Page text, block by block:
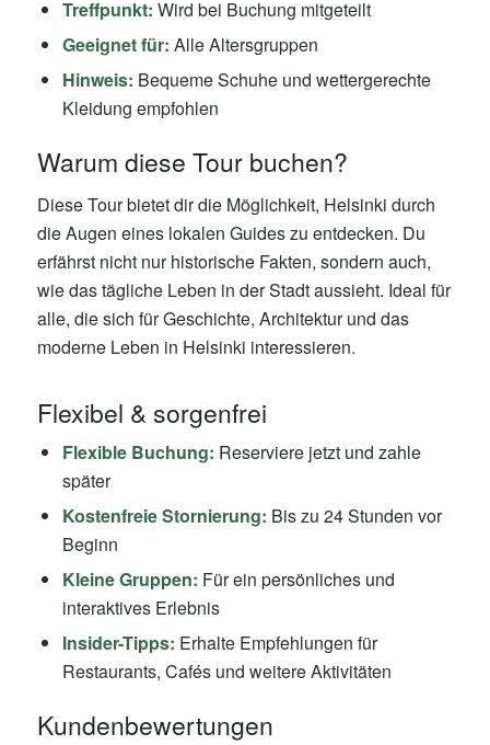
Treffpunkt: Wird bei Buchung mitgeteilt
Geeignet für: Alle Altersgruppen
Hinweis: Bequeme Schuhe und wettergerechte
Kleidung empfohlen
Warum diese Tour buchen?
Diese Tour bietet dir die Möglichkeit, Helsinki durch
die Augen eines lokalen Guides zu entdecken. Du
erfährst nicht nur historische Fakten, sondern auch,
wie das tägliche Leben in der Stadt aussieht. Ideal für
alle, die sich für Geschichte, Architektur und das
moderne Leben in Helsinki interessieren.
Flexibel & sorgenfrei
Flexible Buchung: Reserviere jetzt und zahle
später
Kostenfreie Stornierung: Bis zu 24 Stunden vor
Beginn
Kleine Gruppen: Für ein persönliches und
interaktives Erlebnis
Insider-Tipps: Erhalte Empfehlungen für
Restaurants, Cafés und weitere Aktivitäten
Kundenbewertungen